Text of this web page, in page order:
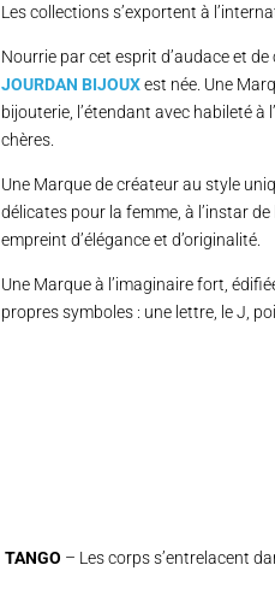
Les collections s’exportent à
Nourrie par cet esprit d’audace et
JOURDAN BIJOUXest née. Une
bijouterie, l’étendant avec habileté à
chères.
Une Marque de créateur au style
délicates pour la femme, à l’instar
empreint d’élégance et d’originalité.
Une Marque à l’imaginaire fort,
propres symboles : une lettre, le J,
TANGO – Les corps s’entrelacent